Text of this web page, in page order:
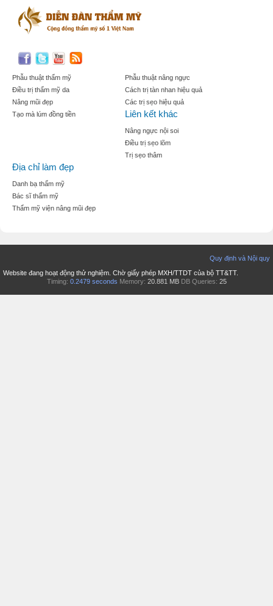
Phẫu thuật thẩm mỹ
Điều trị thẩm mỹ da
Nâng mũi đẹp
Tạo mà lúm đồng tiền
Phẫu thuật nâng ngực
Cách trị tàn nhan hiệu quả
Các trị sẹo hiệu quả
Liên kết khác
Nâng ngực nội soi
Điều trị sẹo lõm
Trị sẹo thâm
Địa chỉ làm đẹp
Danh bạ thẩm mỹ
Bác sĩ thẩm mỹ
Thẩm mỹ viện nâng mũi đẹp
Quy định và Nội quy
Website đang hoạt động thử nghiệm. Chờ giấy phép MXH/TTDT của bộ TT&TT.
Timing: 0.2479 seconds Memory: 20.881 MB DB Queries: 25